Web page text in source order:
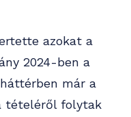
azokat a
2024-ben a
már a
tételéről folytak